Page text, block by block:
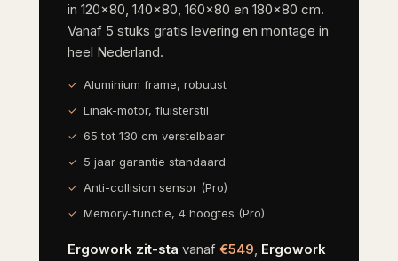
in 120×80, 140×80, 160×80 en 180×80 cm.
Vanaf 5 stuks gratis levering en montage in
heel Nederland.
Aluminium frame, robuust
Linak-motor, fluisterstil
65 tot 130 cm verstelbaar
5 jaar garantie standaard
Anti-collision sensor (Pro)
Memory-functie, 4 hoogtes (Pro)
Ergowork zit-sta vanaf €549, Ergowork